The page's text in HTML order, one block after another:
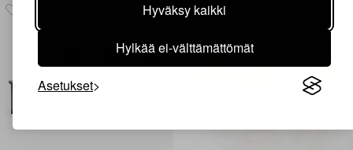
Hyväksy kaikki
Hylkää ei-välttämättömät
Asetukset